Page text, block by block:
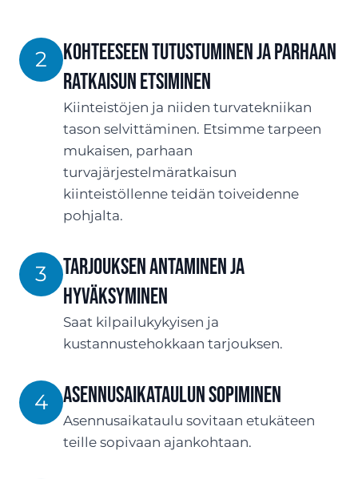
2
Kohteeseen tutustuminen ja parhaan
ratkaisun etsiminen
Kiinteistöjen ja niiden turvatekniikan
tason selvittäminen. Etsimme tarpeen
mukaisen, parhaan
turvajärjestelmäratkaisun
kiinteistöllenne teidän toiveidenne
pohjalta.
3
TARJOUksen antaminen ja
hyväksyminen
Saat kilpailukykyisen ja
kustannustehokkaan tarjouksen.
4 ASENNUSaikataulun sopiminen
Asennusaikataulu sovitaan etukäteen
teille sopivaan ajankohtaan.